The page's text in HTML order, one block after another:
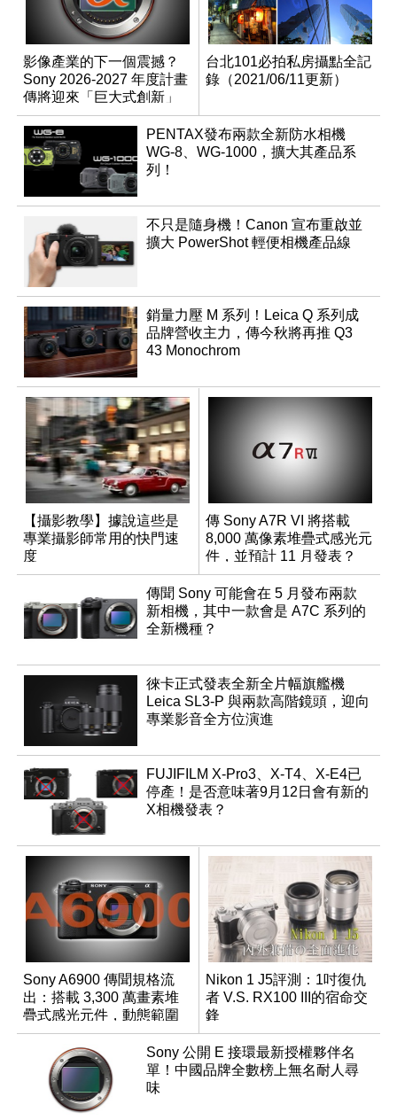
影像產業的下一個震撼？
Sony 2026-2027 年度計畫
傳將迎來「巨大式創新」
台北101必拍私房攝點全記
錄（2021/06/11更新）
PENTAX發布兩款全新防水相機
WG-8、WG-1000，擴大其產品系
列！
不只是隨身機！Canon 宣布重啟並
擴大 PowerShot 輕便相機產品線
銷量力壓 M 系列！Leica Q 系列成
品牌營收主力，傳今秋將再推 Q3
43 Monochrom
【攝影教學】據說這些是
專業攝影師常用的快門速
度
傳 Sony A7R VI 將搭載
8,000 萬像素堆疊式感光元
件，並預計 11 月發表？
傳聞 Sony 可能會在 5 月發布兩款
新相機，其中一款會是 A7C 系列的
全新機種？
徠卡正式發表全新全片幅旗艦機
Leica SL3-P 與兩款高階鏡頭，迎向
專業影音全方位演進
FUJIFILM X-Pro3、X-T4、X-E4已
停產！是否意味著9月12日會有新的
X相機發表？
Sony A6900 傳聞規格流
出：搭載 3,300 萬畫素堆
疊式感光元件，動態範圍
超過 15 級
Nikon 1 J5評測：1吋復仇
者 V.S. RX100 III的宿命交
鋒
Sony 公開 E 接環最新授權夥伴名
單！中國品牌全數榜上無名耐人尋
味